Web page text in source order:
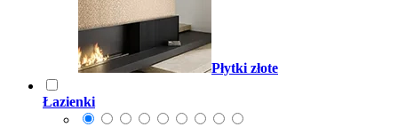
Płytki złote
Łazienki